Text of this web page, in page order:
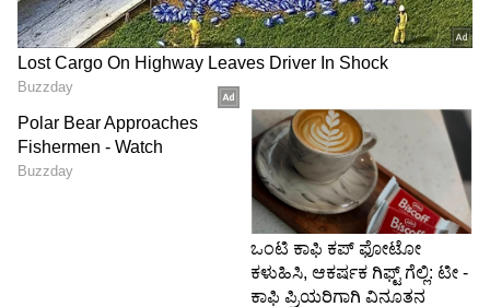
ತಾಯಿಯಾಗಿ" ಎಂಬ ಸುಂದರ ಸಂದೇಶವನ್ನು ಸಾರುತ್ತಿದೆ.
5